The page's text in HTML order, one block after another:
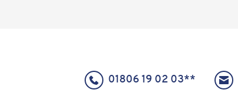
01806 19 02 03**